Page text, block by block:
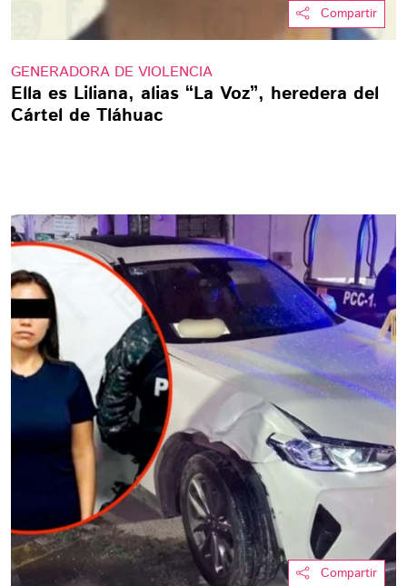
Compartir
GENERADORA DE VIOLENCIA
Ella es Liliana, alias “La Voz”, heredera del
Cártel de Tláhuac
Compartir